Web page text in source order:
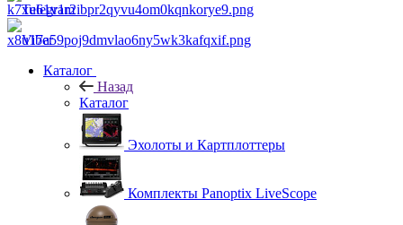
Telegram
Viber
Каталог
Назад
Каталог
Эхолоты и Картплоттеры
Комплекты Panoptix LiveScope